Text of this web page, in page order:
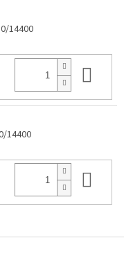
14400
14400